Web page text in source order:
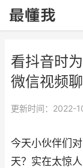
看抖音时
微信视频
更新时间：2022-
今天小伙伴们
天？实在太惊